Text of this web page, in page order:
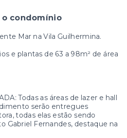
o condomínio
Mar na Vila Guilhermina.
e plantas de 63 a 98m² de área
Todas as áreas de lazer e hall
serão entregues
todas elas estão sendo
Gabriel Fernandes, destaque na